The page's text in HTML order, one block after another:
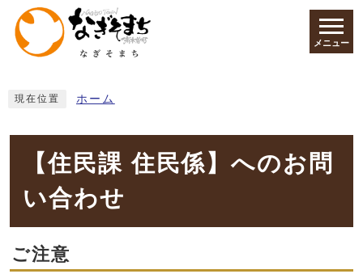
ページの先頭です
メニュー
現在位置 ホーム
【住民課 住民係】へのお問
い合わせ
ご注意